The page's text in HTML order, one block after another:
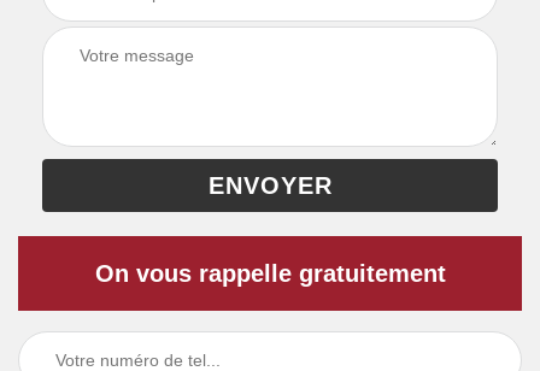
On vous rappelle gratuitement